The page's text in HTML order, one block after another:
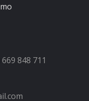
848 711